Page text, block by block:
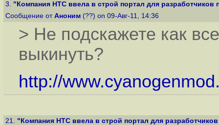
3. "Компания HTC ввела в строй портал для разработчиков
Сообщение от Аноним (??) on 09-Авг-11, 14:36
> Не подскажете как
выкинуть?
http://
21. "Компания HTC ввела в строй портал для